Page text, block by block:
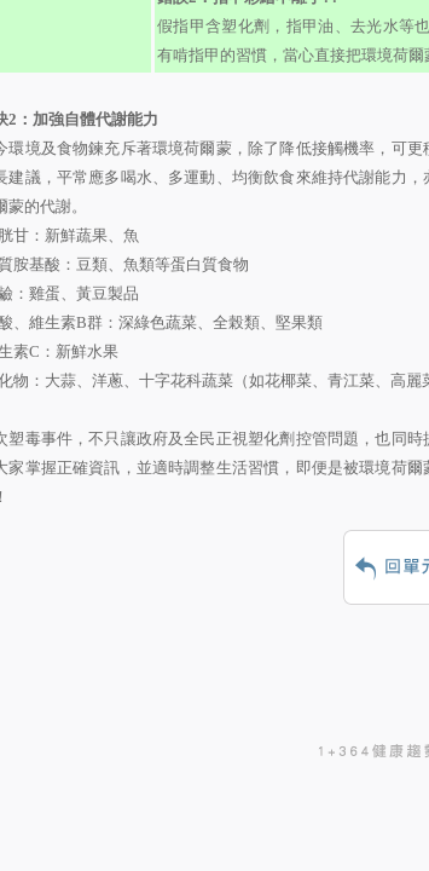
假指甲含塑化劑，指甲油、去光水等
有啃指甲的習慣，當心直接把環境荷爾
2 ：加強自體代謝能力
環境及食物鍊充斥著環境荷爾蒙，除了降低接觸機率，可
建議，平常應多喝水、多運動、均衡飲食來維持代謝能力
蒙的代謝。
甘 ：新鮮蔬果、魚
胺基酸：豆類、魚類等蛋白質食物
：雞蛋、黃豆製品
、維生素B群：深綠色蔬菜、全榖類、堅果類
素C ：新鮮水果
物：大蒜、洋蔥、十字花科蔬菜（如花椰菜、青江菜、高麗
塑毒事件，不只讓政府及全民正視塑化劑控管問題，也同
家掌握正確資訊，並適時調整生活習慣，即便是被環境荷